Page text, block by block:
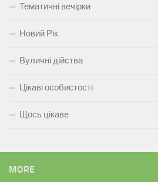
Тематичні вечірки
Новий Рік
Вуличні дійства
Цікаві особистості
Щось цікаве
MORE